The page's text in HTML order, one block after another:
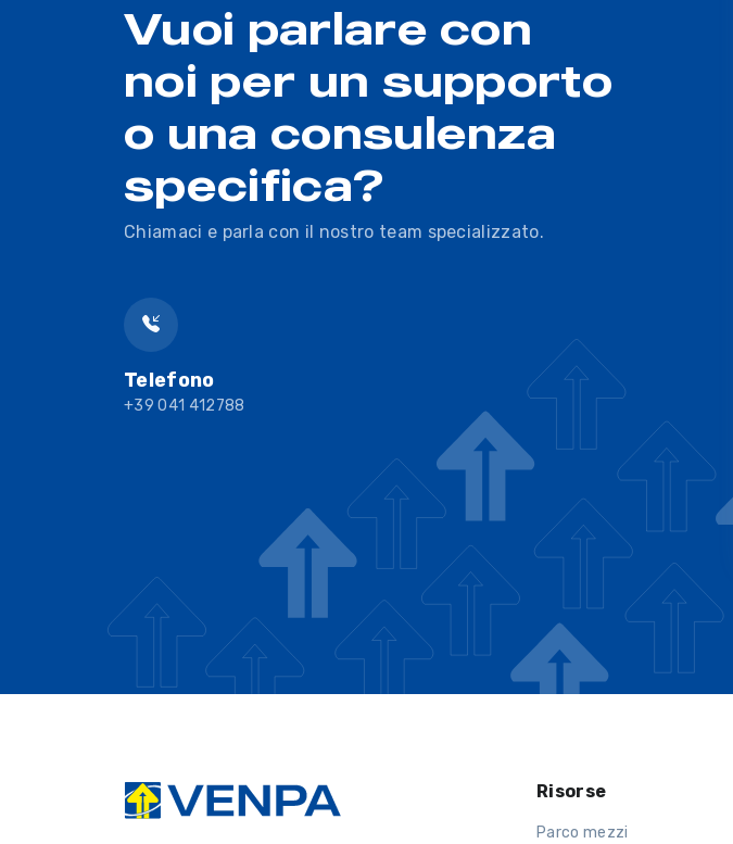
Vuoi parlare con
noi per un supporto
o una consulenza
specifica?
Chiamaci e parla con il nostro team specializzato.
Telefono
+39 041 412788
Risorse
Parco mezzi